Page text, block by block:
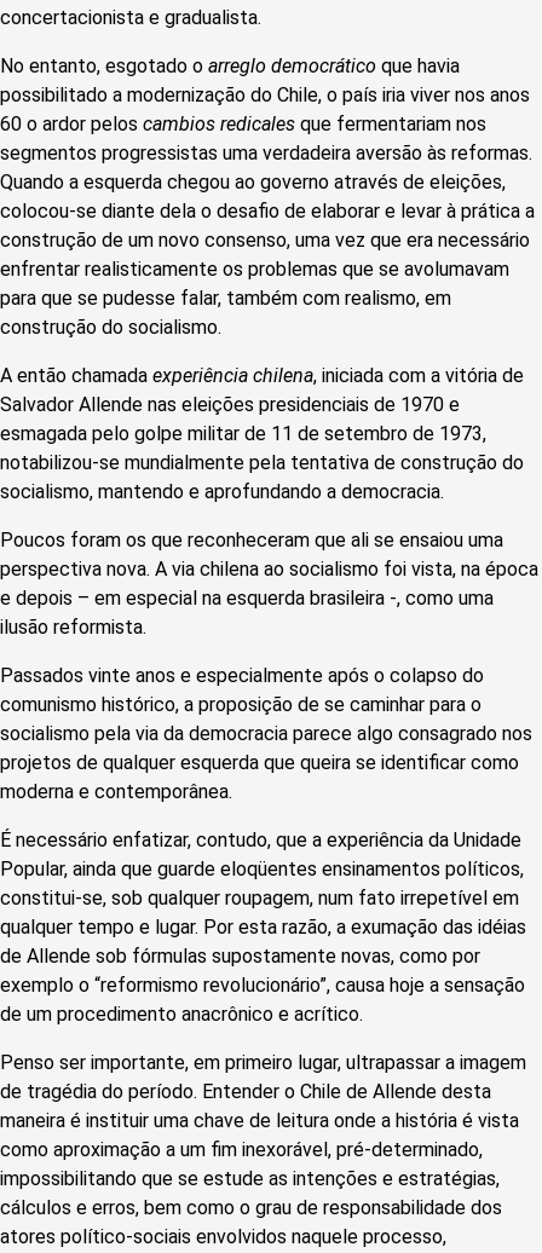
concertacionista e gradualista.
No entanto, esgotado o arreglo democrático que havia
possibilitado a modernização do Chile, o país iria viver nos anos
60 o ardor pelos cambios redicales que fermentariam nos
segmentos progressistas uma verdadeira aversão às reformas.
Quando a esquerda chegou ao governo através de eleições,
colocou-se diante dela o desafio de elaborar e levar à prática a
construção de um novo consenso, uma vez que era necessário
enfrentar realisticamente os problemas que se avolumavam
para que se pudesse falar, também com realismo, em
construção do socialismo.
A então chamada experiência chilena, iniciada com a vitória de
Salvador Allende nas eleições presidenciais de 1970 e
esmagada pelo golpe militar de 11 de setembro de 1973,
notabilizou-se mundialmente pela tentativa de construção do
socialismo, mantendo e aprofundando a democracia.
Poucos foram os que reconheceram que ali se ensaiou uma
perspectiva nova. A via chilena ao socialismo foi vista, na época
e depois – em especial na esquerda brasileira -, como uma
ilusão reformista.
Passados vinte anos e especialmente após o colapso do
comunismo histórico, a proposição de se caminhar para o
socialismo pela via da democracia parece algo consagrado nos
projetos de qualquer esquerda que queira se identificar como
moderna e contemporânea.
É necessário enfatizar, contudo, que a experiência da Unidade
Popular, ainda que guarde eloqüentes ensinamentos políticos,
constitui-se, sob qualquer roupagem, num fato irrepetível em
qualquer tempo e lugar. Por esta razão, a exumação das idéias
de Allende sob fórmulas supostamente novas, como por
exemplo o “reformismo revolucionário”, causa hoje a sensação
de um procedimento anacrônico e acrítico.
Penso ser importante, em primeiro lugar, ultrapassar a imagem
de tragédia do período. Entender o Chile de Allende desta
maneira é instituir uma chave de leitura onde a história é vista
como aproximação a um fim inexorável, pré-determinado,
impossibilitando que se estude as intenções e estratégias,
cálculos e erros, bem como o grau de responsabilidade dos
atores político-sociais envolvidos naquele processo,